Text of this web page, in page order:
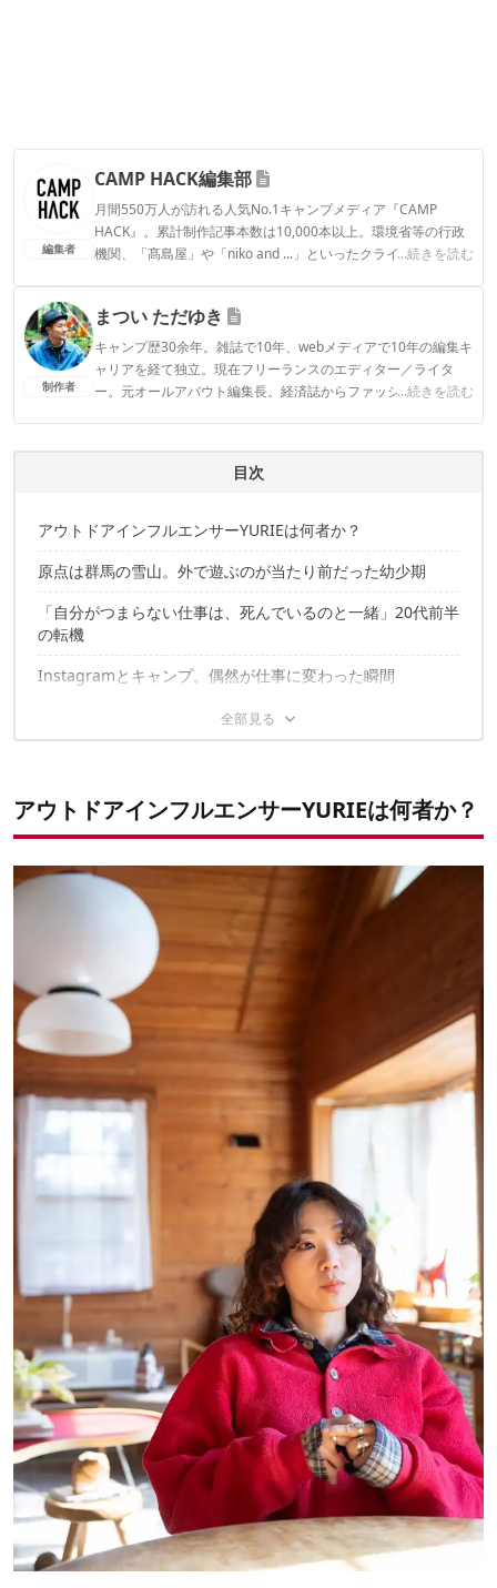
編集者
CAMP HACK編集部
月間550万人が訪れる人気No.1キャンプメディア『CAMP
HACK』。累計制作記事本数は10,000本以上。環境省等の行政
機関、「髙島屋」や「niko and ...」といったクライアントとの
...続きを読む
CAMP HACK編集部のプロフィール
制作者
まつい ただゆき
キャンプ歴30余年。雑誌で10年、webメディアで10年の編集キ
ャリアを経て独立。現在フリーランスのエディター／ライタ
ー。元オールアバウト編集長。経済誌からファッション誌ま
...続きを読む
目次
アウトドアインフルエンサーYURIEは何者か？
原点は群馬の雪山。外で遊ぶのが当たり前だった幼少期
「自分がつまらない仕事は、死んでいるのと一緒」20代前半
の転機
Instagramとキャンプ。偶然が仕事に変わった瞬間
仕事の幅が広がっても、軸は変わらない
✔こちらの記事もおすすめ！
アウトドアインフルエンサーYURIEは何者か？